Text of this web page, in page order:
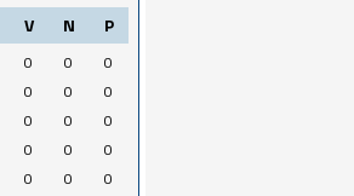
V N P
0 0
0
0 0
0
0 0
0
0 0
0
0 0
0